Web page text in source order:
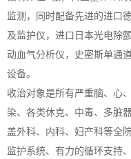
监测，同时配备先进的进口
及监护仪，进口日本光电除
动血气分析仪，史密斯单通
设备。
收治对象是所有严重脑、心
染、各类休克、中毒、多脏
盖外科、内科、妇产科等全
监护系统、有力的循环支持